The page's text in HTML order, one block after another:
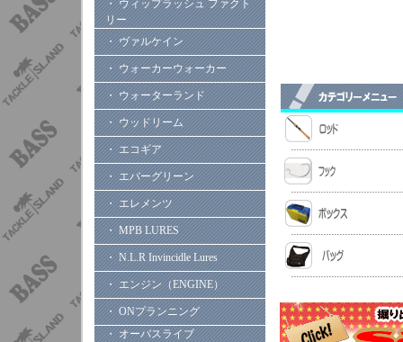
・ ウィップラッシュ ファクト
リー
・ ヴァルケイン
・ ウォーカーウォーカー
・ ウォーターランド
・ ウッドリーム
・ エコギア
・ エバーグリーン
・ エレメンツ
・ MPB LURES
・ N.L.R Invincidle Lures
・ エンジン（ENGINE）
・ ONプランニング
・ オーバスライブ